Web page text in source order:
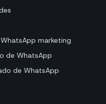
marketing
de WhatsApp
de WhatsApp